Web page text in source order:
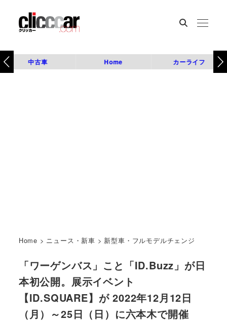
中古車 Home カーライフ
Home > ニュース・新車 > 新型車・フルモデルチェンジ
「ワーゲンバス」こと「ID.Buzz」が日
本初公開。展示イベント
【ID.SQUARE】が 2022年12月12日
（月）～25日（日）に六本木で開催